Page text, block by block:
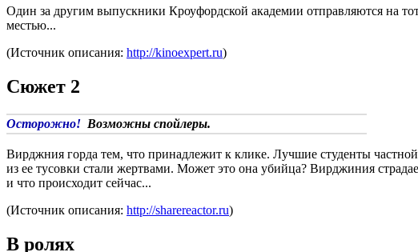
Один за другим выпускники Кроуфордской академии отправляются на
местью...
(Источник описания: http://kinoexpert.ru)
Сюжет 2
Осторожно! Возможны спойлеры.
Вирджния горда тем, что принадлежит к клике. Лучшие студенты
из ее тусовки стали жертвами. Может это она убийца? Вирджиния
и что происходит сейчас...
(Источник описания: http://sharereactor.ru)
В ролях